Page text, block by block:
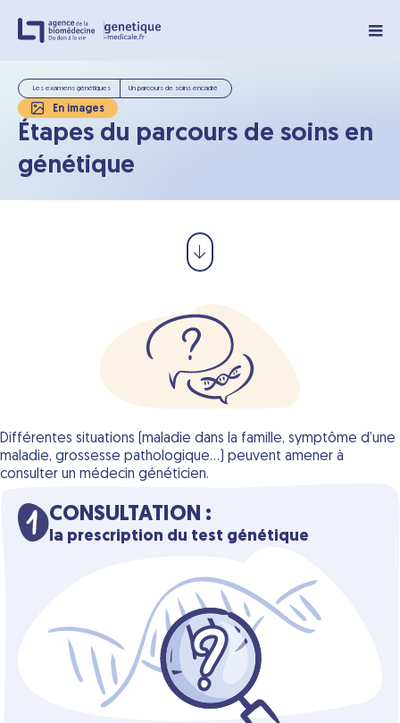
Les examens génétiques Un parcours de soins encadré
En images
Étapes du parcours de soins en
génétique
Différentes situations (maladie dans la famille, symptôme d’une
maladie, grossesse pathologique...) peuvent amener à
consulter un médecin généticien.
CONSULTATION :
la prescription du test génétique